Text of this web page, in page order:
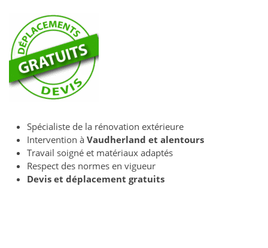
Spécialiste de la rénovation extérieure
Intervention à Vaudherland et alentours
Travail soigné et matériaux adaptés
Respect des normes en vigueur
Devis et déplacement gratuits